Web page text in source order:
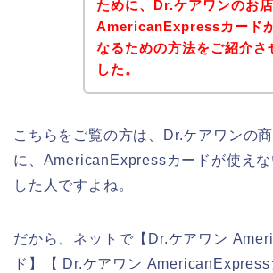
ために、Dr.ケアワンのお
AmericanExpressカード
なるための方法をご紹介さ
した。
こちらをご覧の方は、Dr.ケアワンの
に、AmericanExpressカードが使え
した人ですよね。
だから、ネットで【Dr.ケアワン
ド】【 Dr.ケアワン